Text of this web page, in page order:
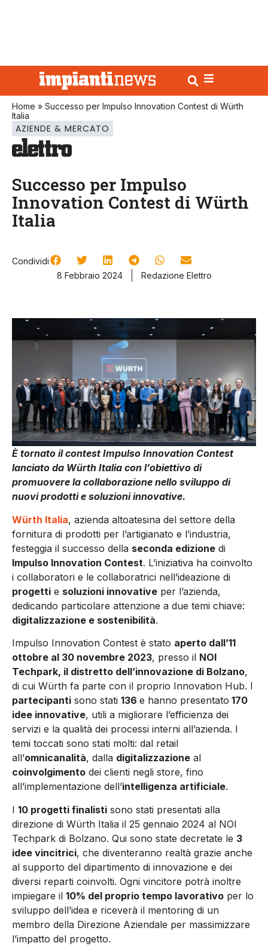
Home » Successo per Impulso Innovation Contest di Würth
Italia
AZIENDE & MERCATO
Successo per Impulso
Innovation Contest di Würth
Italia
Condividi
8 Febbraio 2024
Redazione Elettro
È tornato il contest Impulso Innovation Contest
lanciato da Würth Italia con l’obiettivo di
promuovere la collaborazione nello sviluppo di
nuovi prodotti e soluzioni innovative.
Würth Italia, azienda altoatesina del settore della
fornitura di prodotti per l’artigianato e l’industria,
festeggia il successo della seconda edizione di
Impulso Innovation Contest. L’iniziativa ha coinvolto
i collaboratori e le collaboratrici nell’ideazione di
progetti e soluzioni innovative per l’azienda,
dedicando particolare attenzione a due temi chiave:
digitalizzazione e sostenibilità.
Impulso Innovation Contest è stato aperto dall’11
ottobre al 30 novembre 2023, presso il NOI
Techpark, il distretto dell’innovazione di Bolzano,
di cui Würth fa parte con il proprio Innovation Hub. I
partecipanti sono stati 136 e hanno presentato 170
idee innovative, utili a migliorare l’efficienza dei
servizi e la qualità dei processi interni all’azienda. I
temi toccati sono stati molti: dal retail
all’omnicanalità, dalla digitalizzazione al
coinvolgimento dei clienti negli store, fino
all’implementazione dell’intelligenza artificiale.
I 10 progetti finalisti sono stati presentati alla
direzione di Würth Italia il 25 gennaio 2024 al NOI
Techpark di Bolzano. Qui sono state decretate le 3
idee vincitrici, che diventeranno realtà grazie anche
al supporto del dipartimento di innovazione e dei
diversi reparti coinvolti. Ogni vincitore potrà inoltre
impiegare il 10% del proprio tempo lavorativo per lo
sviluppo dell’idea e riceverà il mentoring di un
membro della Direzione Aziendale per massimizzare
l’impatto del progetto.